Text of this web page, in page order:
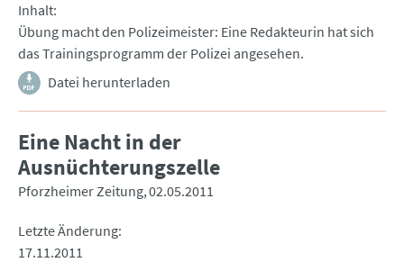
Inhalt
Übung macht den Polizeimeister: Eine Redakteurin hat sich
das Trainingsprogramm der Polizei angesehen.
Datei herunterladen
Eine Nacht in der
Ausnüchterungszelle
Pforzheimer Zeitung 02.05.2011
Letzte Änderung
17.11.2011